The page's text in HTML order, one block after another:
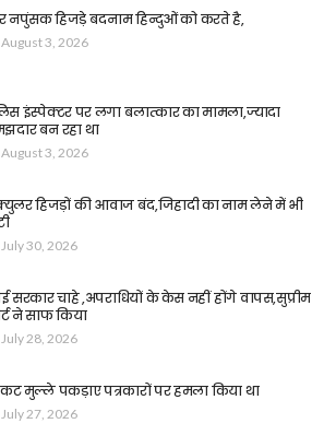
नपुंसक हिजड़े बदनाम हिन्दुओं को करते है,
August 3, 2026
इंस्पेक्टर पर लगा बलात्कार का मामला,ज्यादा
बन रहा था
August 3, 2026
हिजड़ों की आवाज बंद,जिहादी का नाम लेने में भी
July 30, 2026
सरकार चाहे ,अपराधियों के केस नहीं होंगे वापस,सुप्रीम
ने साफ किया
July 28, 2026
कट मुल्ले पकड़ाए पत्रकारों पर हमला किया था
July 27, 2026